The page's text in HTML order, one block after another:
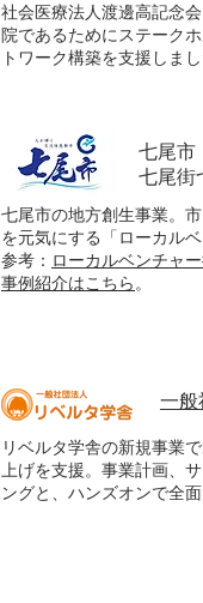
社会医療法人渡邊高記念
院であるためにステーク
トワーク構築を支援しまし
七尾市
七尾街
七尾市の地方創生事業。
を元気にする「ローカル
参考： ローカルベンチャ
事例紹介はこちら。
一般
リベルタ学舎の新規事業
上げを支援。事業計画、
ングと、ハンズオンで全